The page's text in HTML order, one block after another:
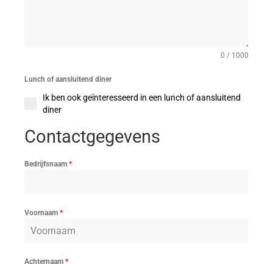
0 / 1000
Lunch of aansluitend diner
Ik ben ook geïnteresseerd in een lunch of aansluitend
diner
Contactgegevens
Bedrijfsnaam *
Voornaam *
Achternaam *